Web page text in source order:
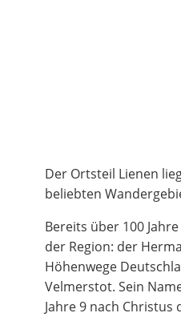
Der Ortsteil Lienen
beliebten
Bereits über 100
der Region: der
Höhenwege
Velmerstot. Sein
Jahre 9 nach